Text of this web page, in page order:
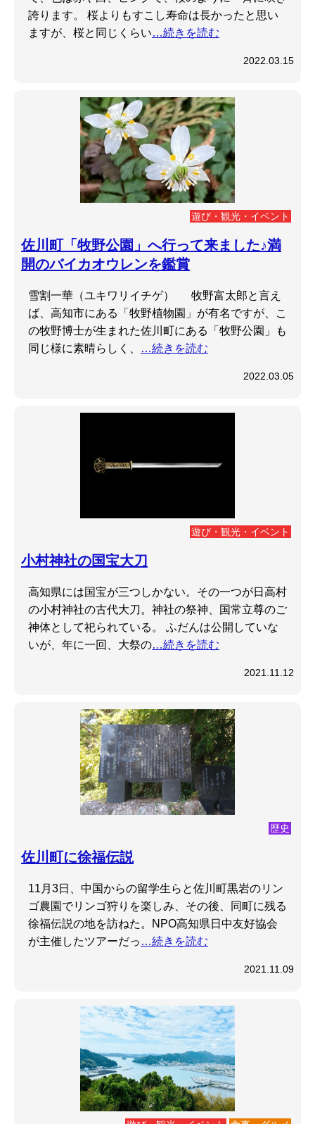
誇ります。 桜よりもすこし寿命は長かったと思い
ますが、桜と同じくらい…続きを読む
2022.03.15
遊び・観光・イベント
佐川町「牧野公園」へ行って来ました♪満
開のバイカオウレンを鑑賞
雪割一華（ユキワリイチゲ） 牧野富太郎と言え
ば、高知市にある「牧野植物園」が有名ですが、こ
の牧野博士が生まれた佐川町にある「牧野公園」も
同じ様に素晴らしく、
…続きを読む
2022.03.05
遊び・観光・イベント
小村神社の国宝大刀
高知県には国宝が三つしかない。その一つが日高村
の小村神社の古代大刀。神社の祭神、国常立尊のご
神体として祀られている。 ふだんは公開していな
いが、年に一回、大祭の…続きを読む
2021.11.12
歴史
佐川町に徐福伝説
11月3日、中国からの留学生らと佐川町黒岩のリン
ゴ農園でリンゴ狩りを楽しみ、その後、同町に残る
徐福伝説の地を訪ねた。NPO高知県日中友好協会
が主催したツアーだっ …続きを読む
2021.11.09